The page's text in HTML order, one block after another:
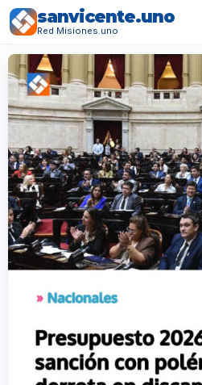
sanvicente.uno
Red Misiones.uno